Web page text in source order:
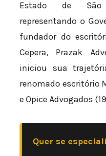
Estado de São
representando o
fundador do
Cepera, Prazak
iniciou sua
renomado escritório
e Opice Advogados
Quer se